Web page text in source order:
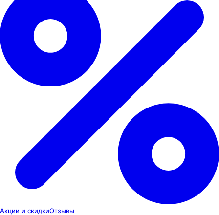
Акции и скидкиОтзывы